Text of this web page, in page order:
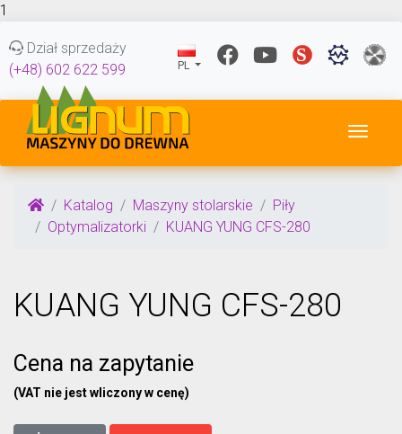
1
Dział sprzedaży
(+48) 602 622 599
PL
Katalog Maszyny stolarskie
Piły
Optymalizatorki
KUANG YUNG CFS-280
KUANG YUNG CFS-280
Cena na zapytanie
(VAT nie jest wliczony w cenę)